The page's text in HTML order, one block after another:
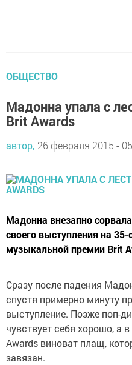
ОБЩЕСТВО
Мадонна упала с
Brit Awards
автор, 26 февраля 2015 -
Мадонна внезапно
своего выступления на
музыкальной премии Brit
Сразу после падения
спустя примерно минуту
выступление. Позже поп-
чувствует себя хорошо, а
Awards виноват плащ,
завязан.